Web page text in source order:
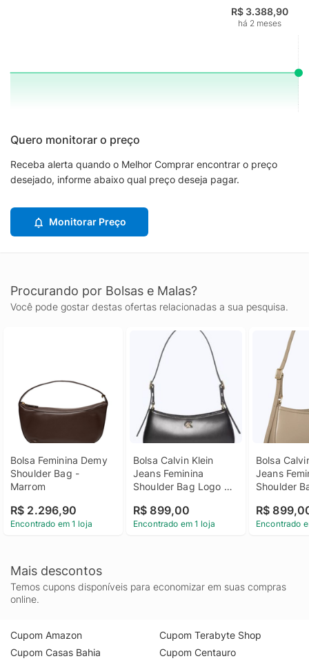
R$ 3.388,90
há 2 meses
Quero monitorar o preço
Receba alerta quando o Melhor Comprar encontrar o preço
desejado, informe abaixo qual preço deseja pagar.
Monitorar Preço
Procurando por Bolsas e Malas?
Você pode gostar destas ofertas relacionadas a sua pesquisa.
Bolsa Feminina Demy
Shoulder Bag -
Marrom
R$ 2.296,90
Encontrado em 1 loja
Bolsa Calvin Klein
Jeans Feminina
Shoulder Bag Logo
Calvin Klein Jeans
Feminina Shoulder
R$ 899,00
Encontrado em 1 loja
Bolsa
Jeans
Shoulder
Bolsa
Jeans
R$
Encontrado
Mais descontos
Temos cupons disponíveis para economizar em suas compras
online.
Cupom Amazon
Cupom Casas Bahia
Cupom Terabyte Shop
Cupom Centauro